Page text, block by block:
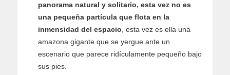
panorama natural y solitario, esta vez no es
una pequeña partícula que flota en la
inmensidad del espacio , esta vez es ella una
amazona gigante que se yergue ante un
escenario que parece ridículamente pequeño bajo
sus pies.